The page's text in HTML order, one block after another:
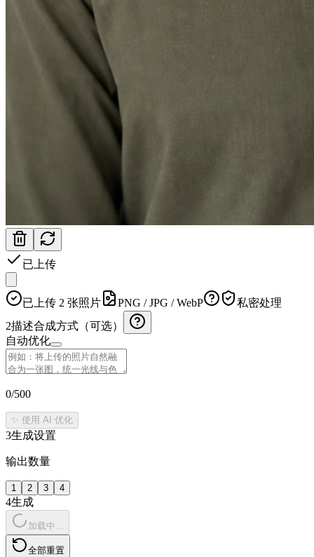
已上传
已上传 2 张照片 PNG / JPG / WebP
私密处理
2描述合成方式（可选）
自动优化
0/500
✨ 使用 AI 优化
3生成设置
输出数量
1 2 3 4
4生成
加载中...
全部重置